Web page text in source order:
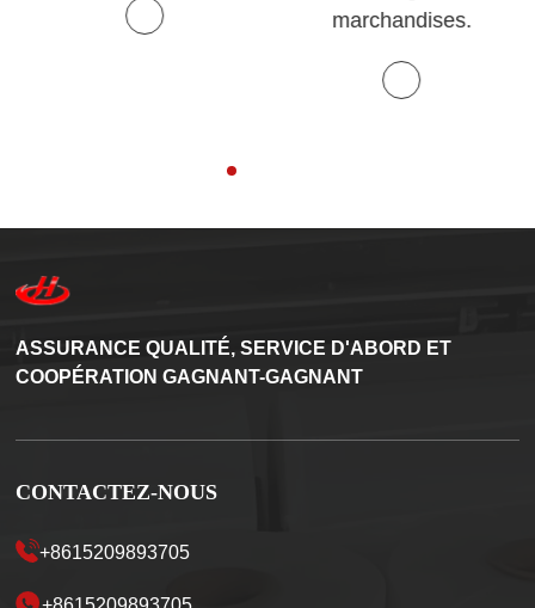
marchandises.
ASSURANCE QUALITÉ, SERVICE D'ABORD ET
COOPÉRATION GAGNANT-GAGNANT
CONTACTEZ-NOUS
+8615209893705